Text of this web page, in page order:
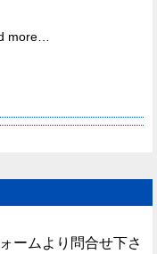
more…
ームより問合せ下さ